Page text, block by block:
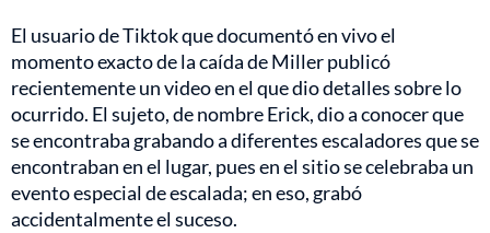
El usuario de Tiktok que documentó en vivo el
momento exacto de la caída de Miller publicó
recientemente un video en el que dio detalles sobre lo
ocurrido. El sujeto, de nombre Erick, dio a conocer que
se encontraba grabando a diferentes escaladores que se
encontraban en el lugar, pues en el sitio se celebraba un
evento especial de escalada; en eso, grabó
accidentalmente el suceso.